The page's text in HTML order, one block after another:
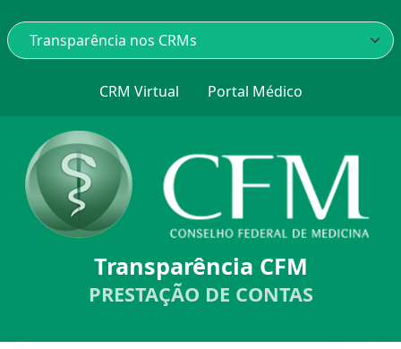
CRM Virtual Portal Médico
Transparência CFM
PRESTAÇÃO DE CONTAS